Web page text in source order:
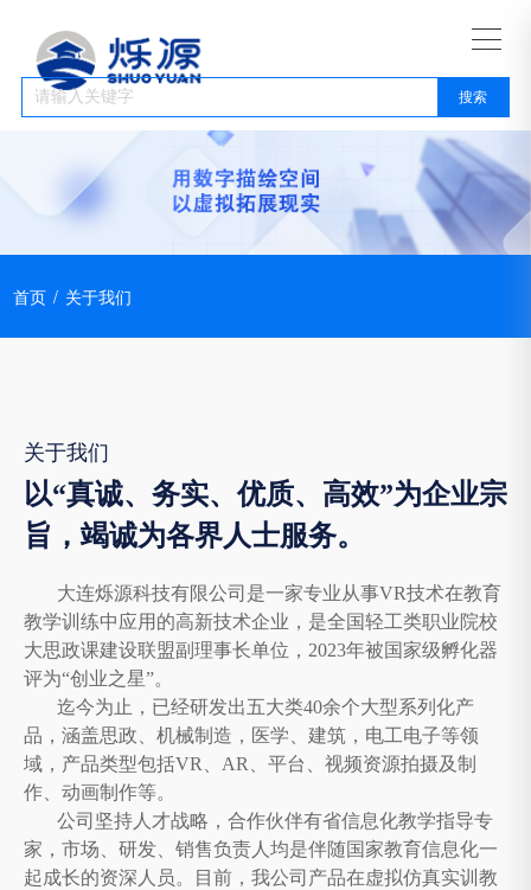
首页 / 关于我们
关于我们
以“真诚、务实、优质、高效”为企业宗
旨，竭诚为各界人士服务。
大连烁源科技有限公司是一家专业从事VR技术在教育
教学训练中应用的高新技术企业，是全国轻工类职业院校
大思政课建设联盟副理事长单位，2023年被国家级孵化器
评为“创业之星”。
迄今为止，已经研发出五大类40余个大型系列化产
品，涵盖思政、机械制造，医学、建筑，电工电子等领
域，产品类型包括VR、AR、平台、视频资源拍摄及制
作、动画制作等。
公司坚持人才战略，合作伙伴有省信息化教学指导专
家，市场、研发、销售负责人均是伴随国家教育信息化一
起成长的资深人员。目前，我公司产品在虚拟仿真实训教